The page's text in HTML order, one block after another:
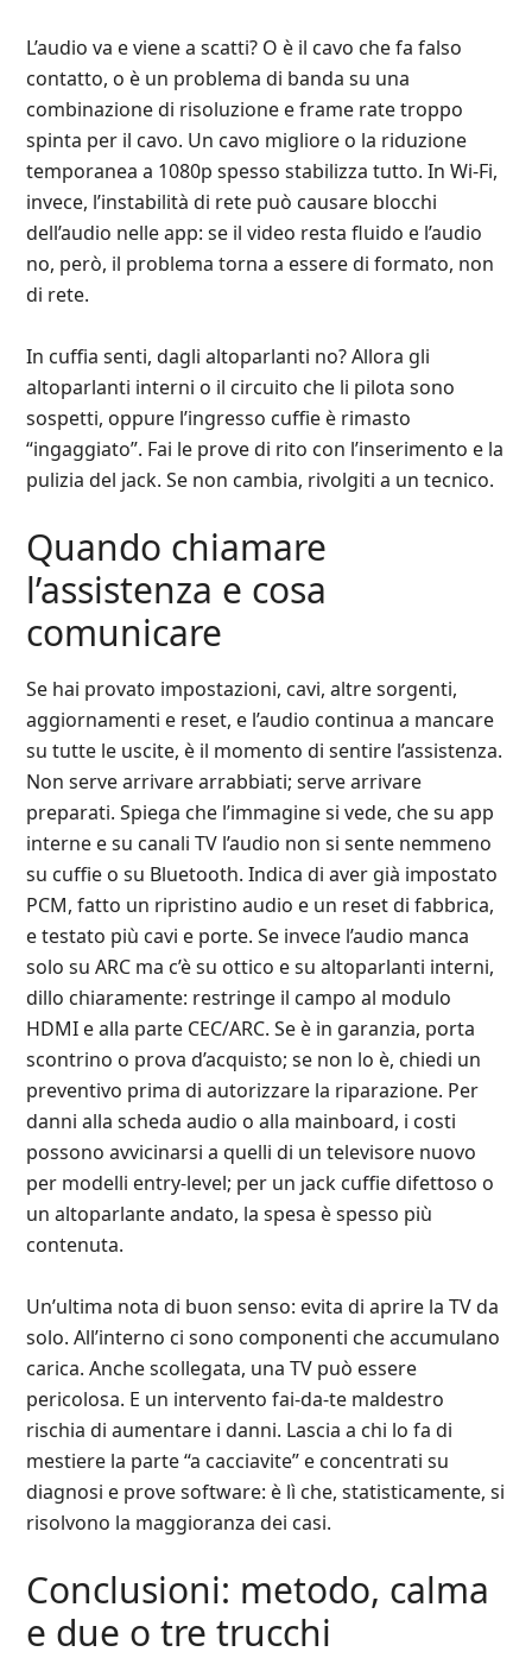
L’audio va e viene a scatti? O è il cavo che fa falso
contatto, o è un problema di banda su una
combinazione di risoluzione e frame rate troppo
spinta per il cavo. Un cavo migliore o la riduzione
temporanea a 1080p spesso stabilizza tutto. In Wi‑Fi,
invece, l’instabilità di rete può causare blocchi
dell’audio nelle app: se il video resta fluido e l’audio
no, però, il problema torna a essere di formato, non
di rete.
In cuffia senti, dagli altoparlanti no? Allora gli
altoparlanti interni o il circuito che li pilota sono
sospetti, oppure l’ingresso cuffie è rimasto
“ingaggiato”. Fai le prove di rito con l’inserimento e la
pulizia del jack. Se non cambia, rivolgiti a un tecnico.
Quando chiamare
l’assistenza e cosa
comunicare
Se hai provato impostazioni, cavi, altre sorgenti,
aggiornamenti e reset, e l’audio continua a mancare
su tutte le uscite, è il momento di sentire l’assistenza.
Non serve arrivare arrabbiati; serve arrivare
preparati. Spiega che l’immagine si vede, che su app
interne e su canali TV l’audio non si sente nemmeno
su cuffie o su Bluetooth. Indica di aver già impostato
PCM, fatto un ripristino audio e un reset di fabbrica,
e testato più cavi e porte. Se invece l’audio manca
solo su ARC ma c’è su ottico e su altoparlanti interni,
dillo chiaramente: restringe il campo al modulo
HDMI e alla parte CEC/ARC. Se è in garanzia, porta
scontrino o prova d’acquisto; se non lo è, chiedi un
preventivo prima di autorizzare la riparazione. Per
danni alla scheda audio o alla mainboard, i costi
possono avvicinarsi a quelli di un televisore nuovo
per modelli entry‑level; per un jack cuffie difettoso o
un altoparlante andato, la spesa è spesso più
contenuta.
Un’ultima nota di buon senso: evita di aprire la TV da
solo. All’interno ci sono componenti che accumulano
carica. Anche scollegata, una TV può essere
pericolosa. E un intervento fai‑da‑te maldestro
rischia di aumentare i danni. Lascia a chi lo fa di
mestiere la parte “a cacciavite” e concentrati su
diagnosi e prove software: è lì che, statisticamente, si
risolvono la maggioranza dei casi.
Conclusioni: metodo, calma
e due o tre trucchi